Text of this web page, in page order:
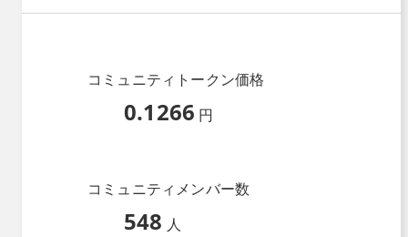
コミュニティトークン価格
0.1266 円
コミュニティメンバー数
548 人